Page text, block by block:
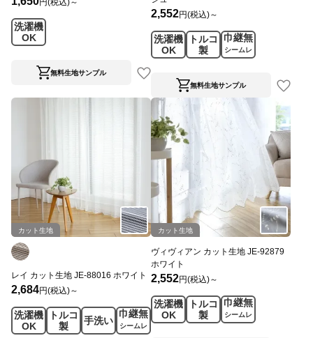
円(税込)～
洗濯機
OK
無料生地サンプル
2,552円(税込)～
洗濯機
OK
トルコ
製
巾継無
シームレ
ス
無料生地サンプル
カット生地
レイ カット生地 JE-88016 ホワイト
2,684円(税込)～
洗濯機
OK
トルコ
製
手洗い
巾継無
シームレ
カット生地
ヴィヴィアン カット生地 JE-92879
ホワイト
2,552円(税込)～
洗濯機
OK
トルコ
製
巾継無
シームレ
ス